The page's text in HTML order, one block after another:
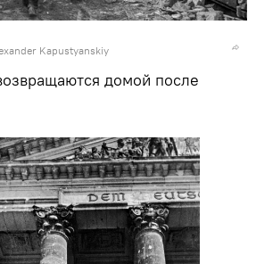
Kapustyanskiy
домой после